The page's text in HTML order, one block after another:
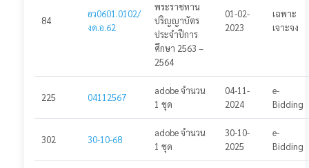
ประกาศร่าง TOR
ประกาศร่างเอกสารเชิญชวน
ประกาศเชิญชวน
ประกาศยกเลิกเชิญชวนเสนอราคา
84
อว0601.0102/
งด.อ.62
พระราชทาน
ปริญญาบัตร
ประจำปีการ
ศึกษา 2563 –
2564
01-02-
2023
เฉพาะ
เจาะจง
225 04112567
adobe จำนวน
1 ชุด
04-11-
2024
e-
Bidding
302 30-10-68
adobe จำนวน
1 ชุด
30-10-
2025
e-
Bidding